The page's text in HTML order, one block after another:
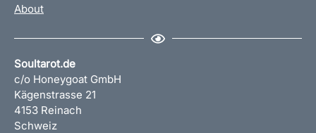
About
Soultarot.de
c/o Honeygoat GmbH
Kägenstrasse 21
4153 Reinach
Schweiz